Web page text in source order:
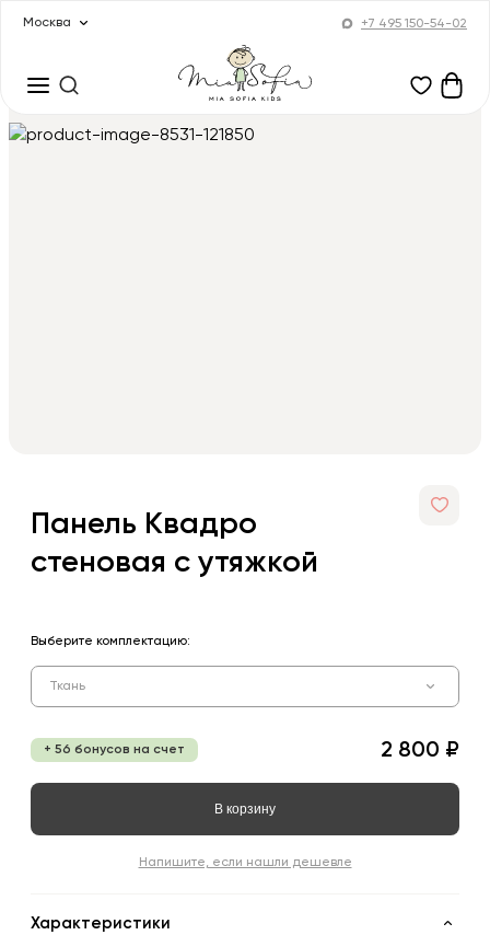
Москва +7 495 150-54-02
Панель Квадро
стеновая с утяжкой
Выберите комплектацию:
Ткань
+ 56 бонусов на счет 2 800 ₽
В корзину
Напишите, если нашли дешевле
Характеристики